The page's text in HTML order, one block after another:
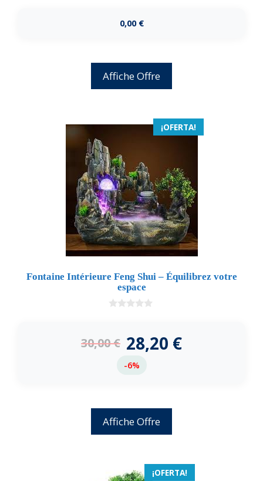
0,00 €
Affiche Offre
¡OFERTA!
Fontaine Intérieure Feng Shui – Équilibrez votre
espace
5
30,00€ 28,20 €
-6%
Affiche Offre
¡OFERTA!